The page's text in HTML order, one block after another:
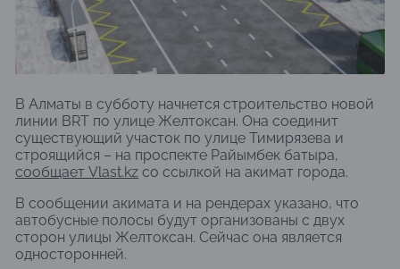
В Алматы в субботу начнется строительство новой
линии BRT по улице Желтоксан. Она соединит
существующий участок по улице Тимирязева и
строящийся – на проспекте Райымбек батыра,
сообщает Vlast.kz со ссылкой на акимат города.
В сообщении акимата и на рендерах указано, что
автобусные полосы будут организованы с двух
сторон улицы Желтоксан. Сейчас она является
односторонней.